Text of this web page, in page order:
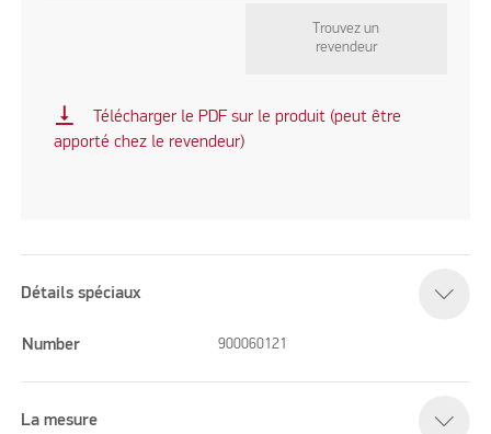
Trouvez un
revendeur
vertical_align_bottom
Télécharger le PDF sur le produit (peut être
apporté chez le revendeur)
Détails spéciaux
Number 900060121
La mesure